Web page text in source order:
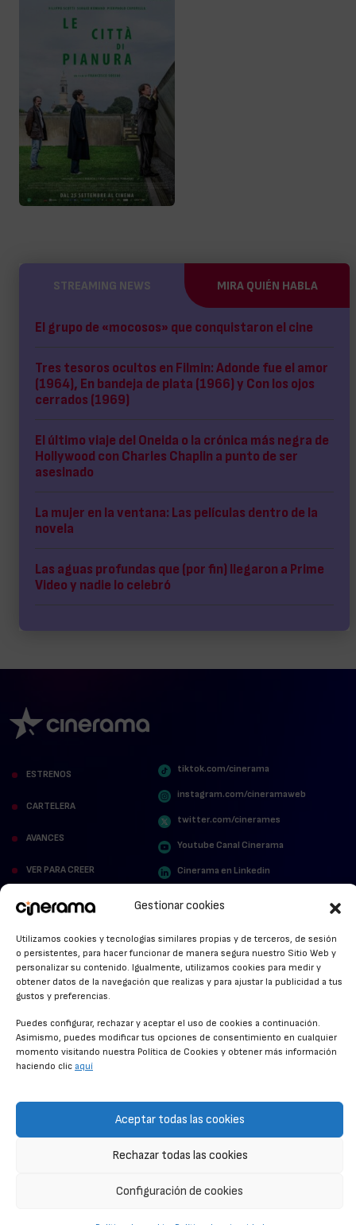
Gestionar cookies
Utilizamos cookies y tecnologías similares propias y de terceros, de sesión
o persistentes, para hacer funcionar de manera segura nuestro Sitio Web y
personalizar su contenido. Igualmente, utilizamos cookies para medir y
obtener datos de la navegación que realizas y para ajustar la publicidad a tus
gustos y preferencias.
Puedes configurar, rechazar y aceptar el uso de cookies a continuación.
Asimismo, puedes modificar tus opciones de consentimiento en cualquier
momento visitando nuestra Política de Cookies y obtener más información
haciendo clic aquí
Aceptar todas las cookies
Rechazar todas las cookies
Configuración de cookies
STREAMING NEWS MIRA QUIÉN HABLA
El grupo de «mocosos» que conquistaron el cine
Tres tesoros ocultos en Filmin: Adonde fue el amor
(1964), En bandeja de plata (1966) y Con los ojos
cerrados (1969)
El último viaje del Oneida o la crónica más negra de
Hollywood con Charles Chaplin a punto de ser
asesinado
La mujer en la ventana: Las películas dentro de la
novela
Las aguas profundas que (por fin) llegaron a Prime
Video y nadie lo celebró
ESTRENOS
CARTELERA
AVANCES
VER PARA CREER
MIRA QUIÉN HABLA
ALFOMBRA ROJA
ANUNCIOS DE CINE
tiktok.com/cinerama
instagram.com/cineramaweb
twitter.com/cinerames
Youtube Canal Cinerama
Cinerama en Linkedin
POLÍTICA DE PRIVACIDAD
© CINERAMA 2026